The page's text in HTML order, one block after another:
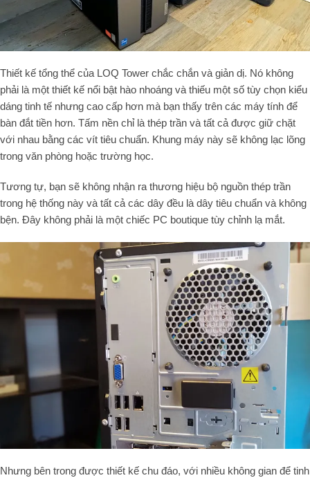
Thiết kế tổng thể của LOQ Tower chắc chắn và giản dị. Nó không
phải là một thiết kế nổi bật hào nhoáng và thiếu một số tùy chọn kiểu
dáng tinh tế nhưng cao cấp hơn mà bạn thấy trên các máy tính để
bàn đắt tiền hơn. Tấm nền chỉ là thép trần và tất cả được giữ chặt
với nhau bằng các vít tiêu chuẩn. Khung máy này sẽ không lạc lõng
trong văn phòng hoặc trường học.
Tương tự, bạn sẽ không nhận ra thương hiệu bộ nguồn thép trần
trong hệ thống này và tất cả các dây đều là dây tiêu chuẩn và không
bện. Đây không phải là một chiếc PC boutique tùy chỉnh lạ mắt.
Nhưng bên trong được thiết kế chu đáo, với nhiều không gian để tinh